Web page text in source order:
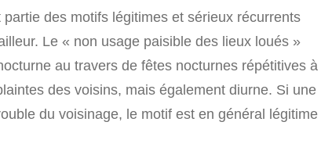
des motifs légitimes et sérieux récurrents
Le « non usage paisible des lieux loués »
au travers de fêtes nocturnes répétitives à
des voisins, mais également diurne. Si une
du voisinage, le motif est en général légitime